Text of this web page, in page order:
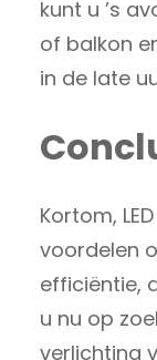
kunt u ’s
of balkon
in de late
Kortom,
voordelen
efficiëntie,
u nu op
verlichting